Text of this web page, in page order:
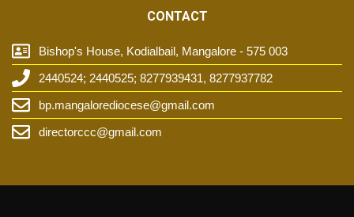
CONTACT
Bishop's House, Kodialbail, Mangalore - 575 003
2440524; 2440525; 8277939431, 8277937782
bp.mangalorediocese@gmail.com
directorccc@gmail.com